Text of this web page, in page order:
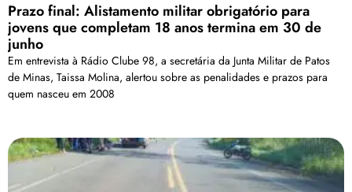
Prazo final: Alistamento militar obrigatório para
jovens que completam 18 anos termina em 30 de
junho
Em entrevista à Rádio Clube 98, a secretária da Junta Militar de Patos
de Minas, Taissa Molina, alertou sobre as penalidades e prazos para
quem nasceu em 2008